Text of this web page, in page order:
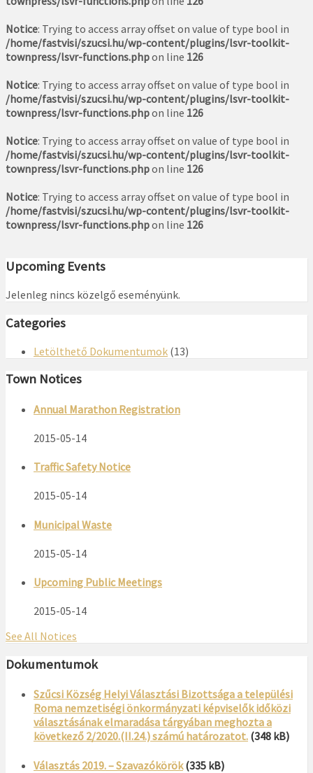
Notice: Trying to access array offset on value of type bool in
/home/fastvisi/szucsi.hu/wp-content/plugins/lsvr-toolkit-
townpress/lsvr-functions.phpon line 126
Notice: Trying to access array offset on value of type bool in
/home/fastvisi/szucsi.hu/wp-content/plugins/lsvr-toolkit-
townpress/lsvr-functions.phpon line 126
Notice: Trying to access array offset on value of type bool in
/home/fastvisi/szucsi.hu/wp-content/plugins/lsvr-toolkit-
townpress/lsvr-functions.phpon line 126
Notice: Trying to access array offset on value of type bool in
/home/fastvisi/szucsi.hu/wp-content/plugins/lsvr-toolkit-
townpress/lsvr-functions.phpon line 126
Upcoming Events
Jelenleg nincs közelgő eseményünk.
Categories
Letölthető Dokumentumok (13)
Town Notices
Annual Marathon Registration
2015-05-14
Traffic Safety Notice
2015-05-14
Municipal Waste
2015-05-14
Upcoming Public Meetings
2015-05-14
See All Notices
Dokumentumok
Szűcsi Község Helyi Választási Bizottsága a települési
Roma nemzetiségi önkormányzati képviselők időközi
választásának elmaradása tárgyában meghozta a
következő 2/2020.(II.24.) számú határozatot. (348 kB)
Választás 2019. – Szavazókörök (335 kB)